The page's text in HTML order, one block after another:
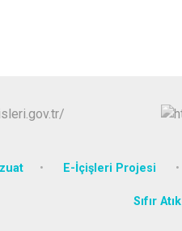
E-İçişleri Projesi
Sıfır Atık